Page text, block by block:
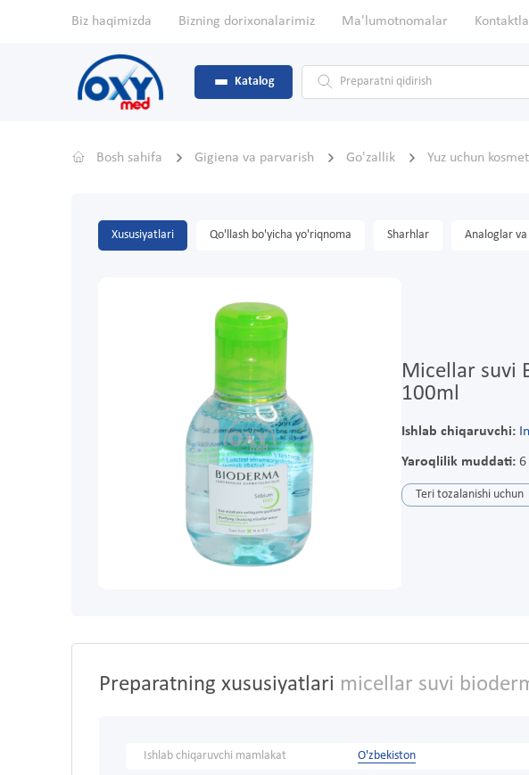
Biz haqimizda Bizning dorixonalarimiz Ma'lumotnomalar
Katalog
Bosh sahifa Gigiena va parvarish Go'zallik Yuz uchun
Xususiyatlari Qo'llash bo'yicha yo'riqnoma Sharhlar Analoglar
Micellar suvi
100ml
Ishlab chiqaruvchi:
Yaroqlilik muddati:6
Teri tozalanishi uchun
Preparatning xususiyatlari micellar suvi
Ishlab chiqaruvchi mamlakat
O'zbekiston